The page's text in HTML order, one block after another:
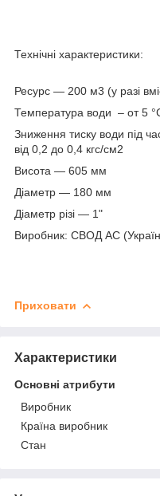
Технічні характеристики:
Ресурс — 200 м3 (у разі
Температура води – от 5
Зниження тиску води під
від 0,2 до 0,4 кгс/см2
Висота — 605 мм
Діаметр — 180 мм
Діаметр різі — 1"
Виробник: СВОД АС
Приховати
Характеристики
Основні атрибути
Виробник
Країна виробник
Стан